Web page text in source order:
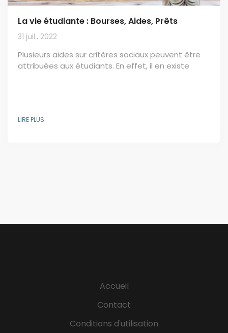
La vie étudiante : Bourses, Aides, Prêts
31 juil., 2022
Plusieurs aides sur critères sociaux peuvent être
attribuées aux étudiants. En effet, il en existe
constituer un dossier social étudiant auprès de
LIRE PLUS
Accueil
Contact
Conditions d'utilisation